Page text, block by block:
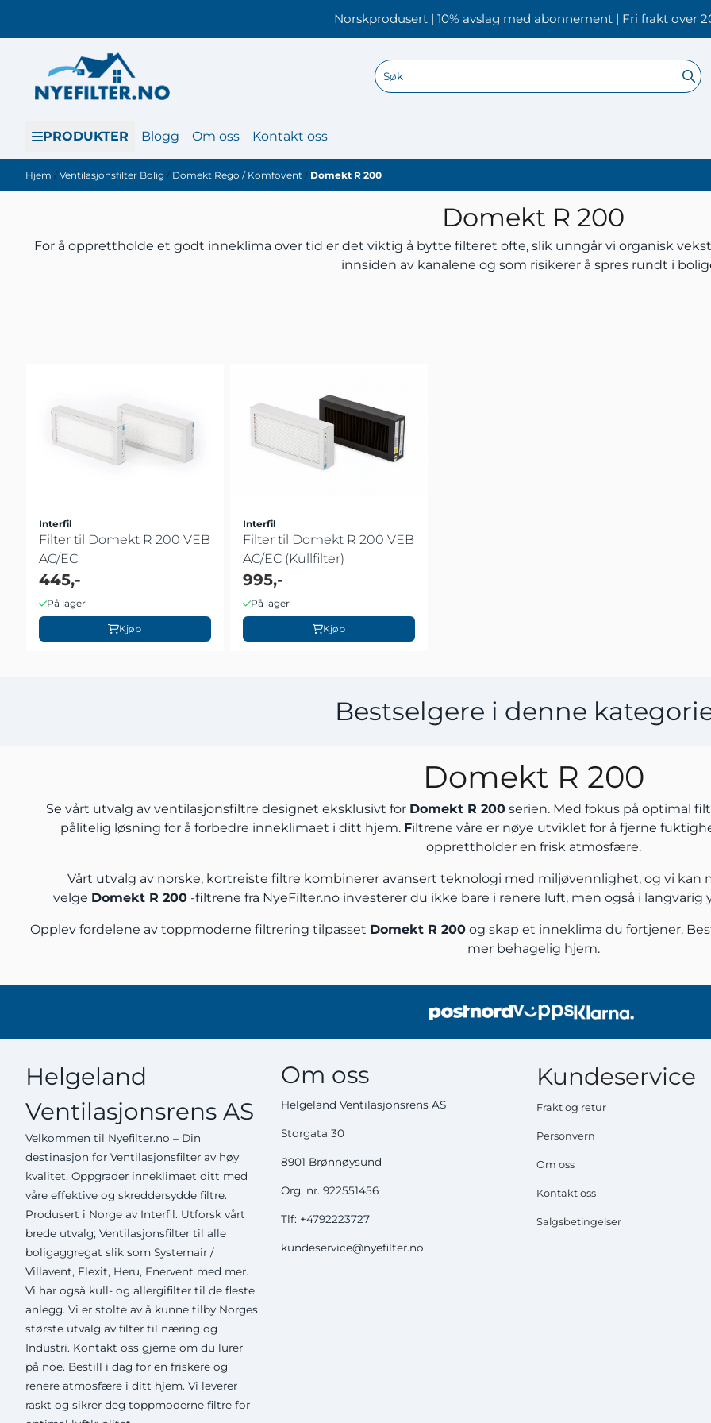
Norskprodusert | 10% avslag med abonnement | Fri frakt over
PRODUKTER Blogg Om oss Kontakt oss
Hjem / Ventilasjonsfilter Bolig / Domekt Rego / Komfovent / Domekt R 200
Domekt R 200
For å opprettholde et godt inneklima over tid er det viktig å bytte filteret ofte, slik unngår vi organisk
innsiden av kanalene og som risikerer å spres rundt i
Interfil
Filter til Domekt R 200 VEB
AC/EC
445,-
På lager
Kjøp
Interfil
Filter til Domekt R 200 VEB
AC/EC (Kullfilter)
995,-
På lager
Kjøp
Bestselgere i denne
Domekt R 200
Se vårt utvalg av ventilasjonsfiltre designet eksklusivt for Domekt R 200serien. Med fokus på optimal
pålitelig løsning for å forbedre inneklimaet i ditt hjem. Filtrene våre er nøye utviklet for å fjerne
opprettholder en frisk atmosfære.
Vårt utvalg av norske, kortreiste filtre kombinerer avansert teknologi med miljøvennlighet, og vi kan
velge Domekt R 200 -filtrene fra NyeFilter.no investerer du ikke bare i renere luft, men også i
Opplev fordelene av toppmoderne filtrering tilpasset Domekt R 200og skap et inneklima du fortjener.
mer behagelig hjem.
Helgeland
Ventilasjonsrens AS
Velkommen til Nyefilter.no – Din
destinasjon for Ventilasjonsfilter av høy
kvalitet. Oppgrader inneklimaet ditt med
våre effektive og skreddersydde filtre.
Produsert i Norge av Interfil. Utforsk vårt
brede utvalg; Ventilasjonsfilter til alle
boligaggregat slik som Systemair /
Villavent, Flexit, Heru, Enervent med mer.
Vi har også kull- og allergifilter til de fleste
anlegg. Vi er stolte av å kunne tilby Norges
største utvalg av filter til næring og
Industri. Kontakt oss gjerne om du lurer
på noe. Bestill i dag for en friskere og
renere atmosfære i ditt hjem. Vi leverer
raskt og sikrer deg toppmoderne filtre for
Om oss
Helgeland Ventilasjonsrens AS
Storgata 30
8901 Brønnøysund
Org. nr. 922551456
Tlf: +4792223727
kundeservice@nyefilter.no
Kundeservice
Frakt og retur
Personvern
Om oss
Kontakt oss
Salgsbetingelser